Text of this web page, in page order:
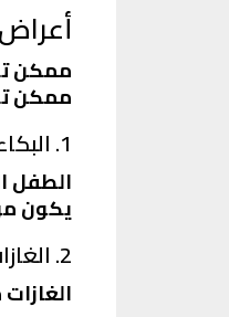
ممكن
ممكن
1. البكاء المستمر أو العصبية
الطفل
يكون
2. الغازات